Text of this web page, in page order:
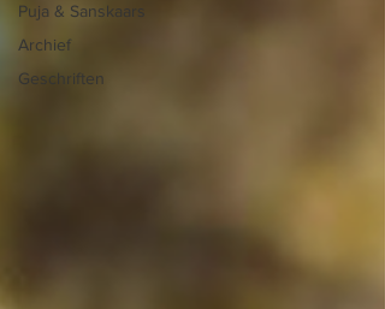
Puja & Sanskaars
Archief
Geschriften